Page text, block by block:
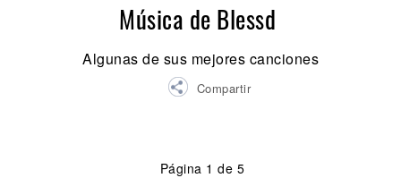
Música de Blessd
Algunas de sus mejores canciones
Compartir
Página 1 de 5